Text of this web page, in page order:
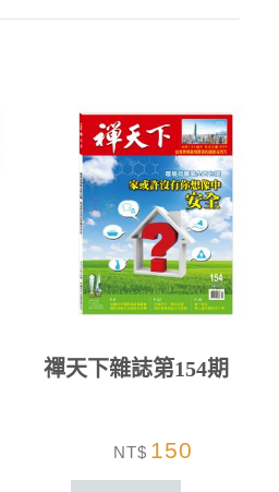
禪天下雜誌第154期
NT$ 150